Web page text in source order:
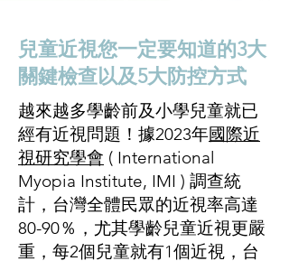
兒童近視您一定要知道的3大
關鍵檢查以及5大防控方式
越來越多學齡前及小學兒童就已
經有近視問題！據2023年國際近
視研究學會 ( International
Myopia Institute, IMI ) 調查統
計，台灣全體民眾的近視率高達
80-90％，尤其學齡兒童近視更嚴
重，每2個兒童就有1個近視，台